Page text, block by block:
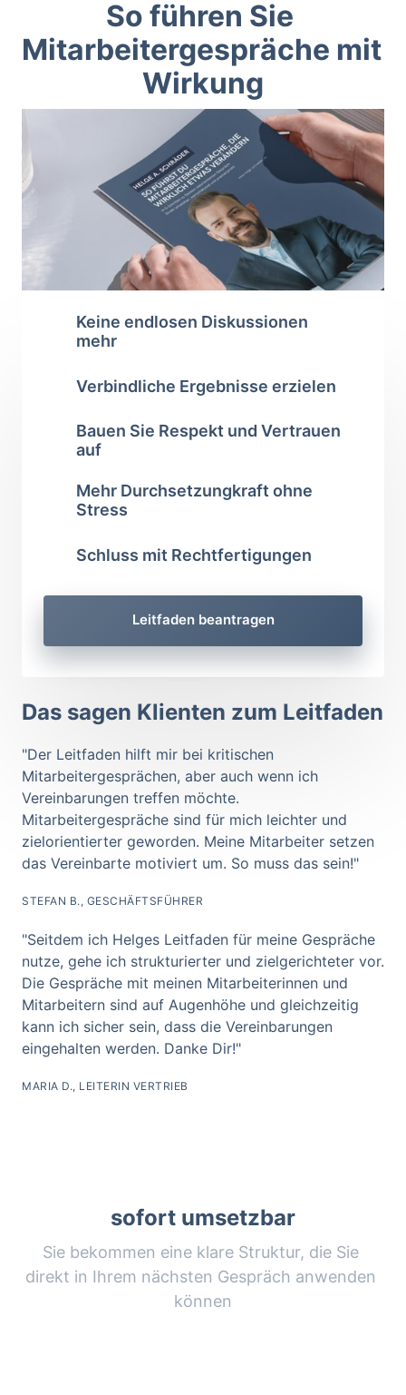
So führen Sie
Mitarbeitergespräche mit
Wirkung
Keine endlosen Diskussionen
mehr
Verbindliche Ergebnisse erzielen
Bauen Sie Respekt und Vertrauen
auf
Mehr Durchsetzungkraft ohne
Stress
Schluss mit Rechtfertigungen
Leitfaden beantragen
Das sagen Klienten zum Leitfaden
"Der Leitfaden hilft mir bei kritischen
Mitarbeitergesprächen, aber auch wenn ich
Vereinbarungen treffen möchte.
Mitarbeitergespräche sind für mich leichter und
zielorientierter geworden. Meine Mitarbeiter setzen
das Vereinbarte motiviert um. So muss das sein!"
STEFAN B., GESCHÄFTSFÜHRER
"Seitdem ich Helges Leitfaden für meine Gespräche
nutze, gehe ich strukturierter und zielgerichteter vor.
Die Gespräche mit meinen Mitarbeiterinnen und
Mitarbeitern sind auf Augenhöhe und gleichzeitig
kann ich sicher sein, dass die Vereinbarungen
eingehalten werden. Danke Dir!"
MARIA D., LEITERIN VERTRIEB
sofort umsetzbar
Sie bekommen eine klare Struktur, die Sie
direkt in Ihrem nächsten Gespräch anwenden
können